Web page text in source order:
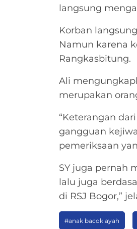
langsung
Korban
Namun karena
Rangkasbitung.
Ali
merupakan
“Keterangan
gangguan
pemeriksaan
SY juga pernah
lalu juga
di RSJ Bogor,”
#anak bacok ayah